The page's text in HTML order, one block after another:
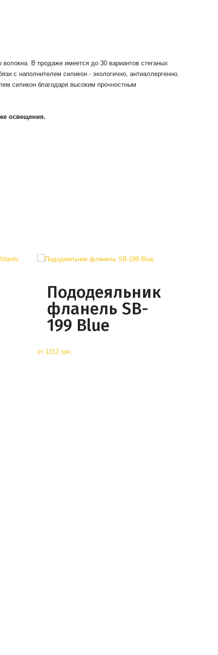
В продаже имеется до 30 вариантов стеганых
с наполнителем силикон - экологично, антиаллергенно,
силикон благодаря высоким прочностным
освещения.
Пододеяльник
фланель SB-
199 Blue
от 1312 грн.